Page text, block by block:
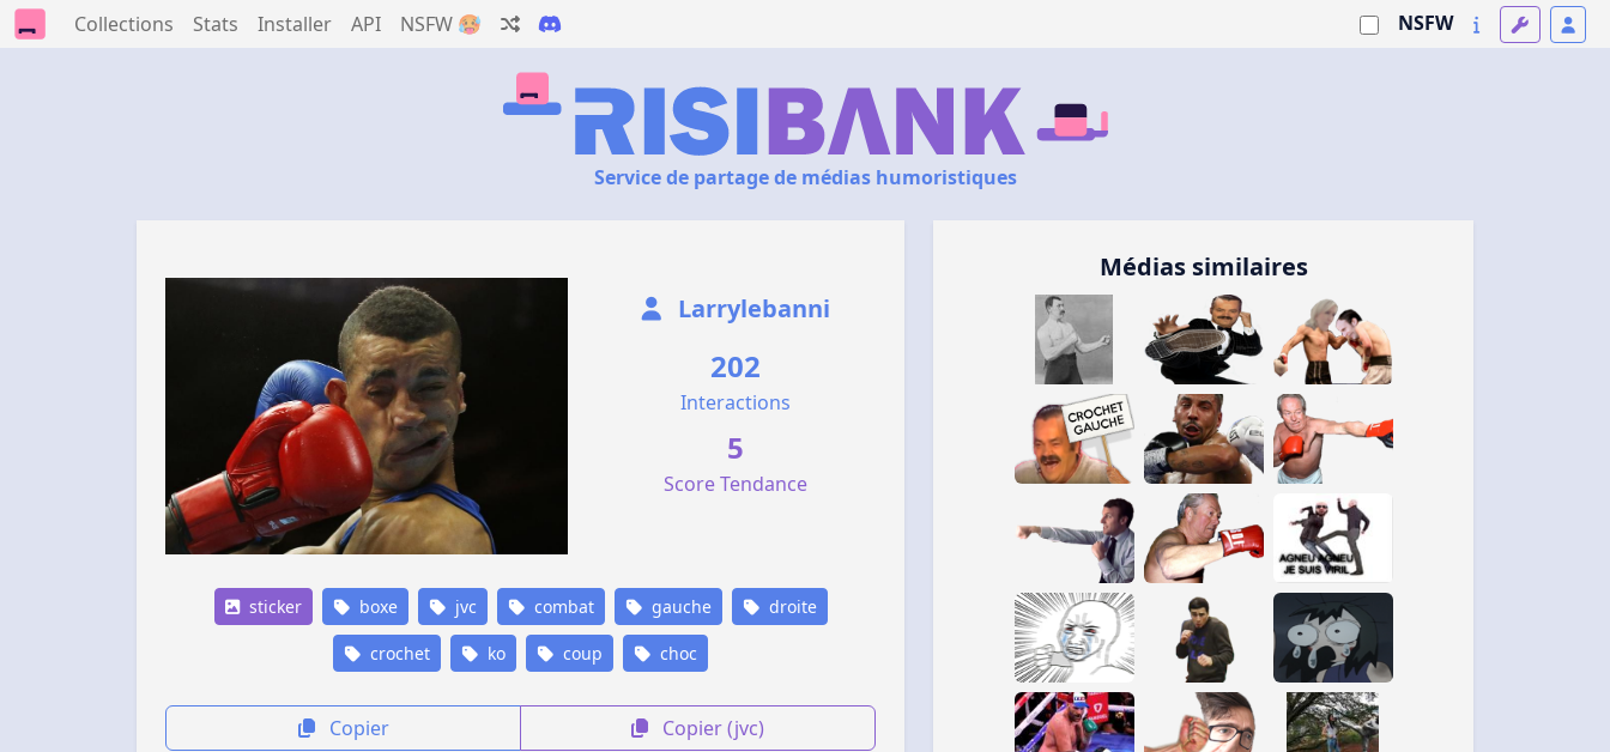
Collections Stats Installer API NSFW 🥵 NSFW
Service de partage de médias humoristiques
Larrylebanni
202
Interactions
5
Score Tendance
sticker boxe jvc combat gauche droite
crochet ko coup choc
Copier Copier (jvc)
Médias similaires